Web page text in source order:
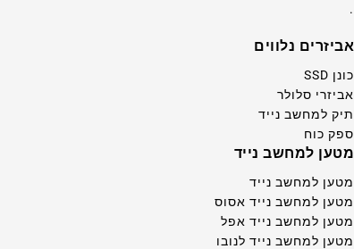
.
אביזרים נלווים
כונן SSD
אביזרי סלולר
תיק למחשב נייד
ספק כוח
מטען למחשב נייד
מטען למחשב נייד
מטען למחשב נייד אסוס
מטען למחשב נייד אפל
מטען למחשב נייד לנובו